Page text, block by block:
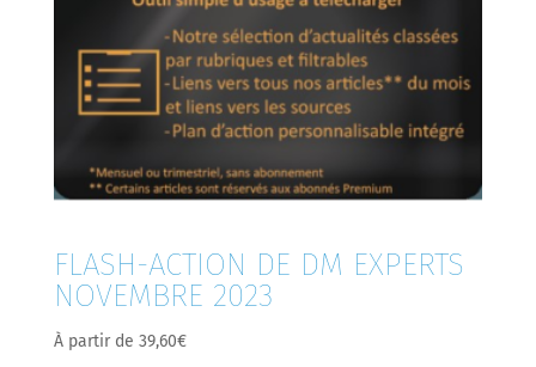
FLASH-ACTION DE DM EXPERTS
NOVEMBRE 2023
À partir de 39,60€